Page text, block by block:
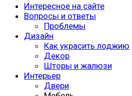
Интересное на сайте
Вопросы и ответы
Проблемы
Дизайн
Как украсить лоджию
Декор
Шторы и жалюзи
Интерьер
Двери